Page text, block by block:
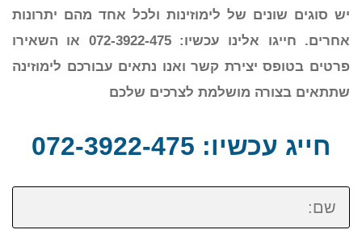
יש סוגים שונים של לימוזינות ולכל אחד מהם יתרונות
אחרים. חייגו אלינו עכשיו: 072-3922-475 או השאירו
פרטים בטופס יצירת קשר ואנו נתאים עבורכם לימוזינה
שתתאים בצורה מושלמת לצרכים שלכם
חייג עכשיו: 072-3922-475
שם: